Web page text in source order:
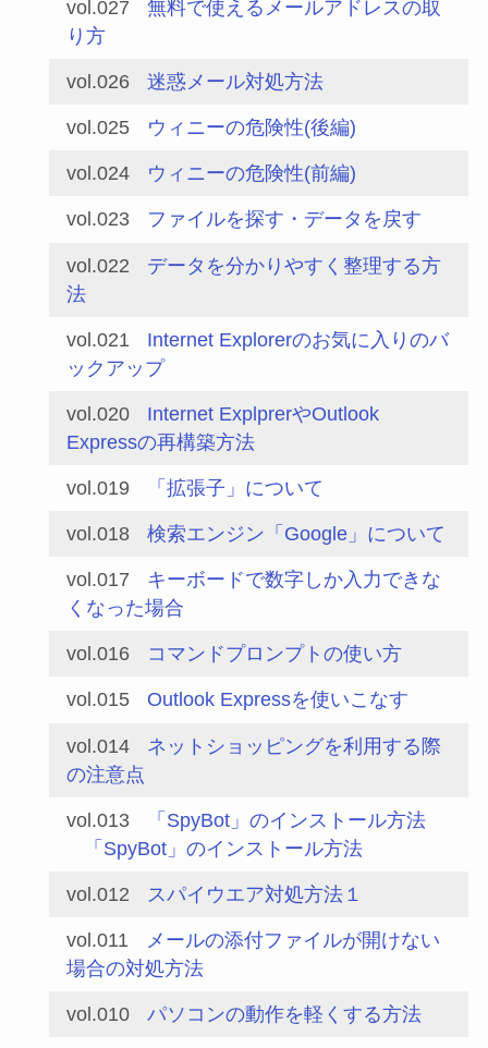
vol.027
無料で使えるメールアドレスの取
り方
vol.026 迷惑メール対処方法
vol.025 ウィニーの危険性(後編)
vol.024 ウィニーの危険性(前編)
vol.023 ファイルを探す・データを戻す
vol.022
データを分かりやすく整理する方
法
vol.021
Internet Explorerのお気に入りのバ
ックアップ
vol.020
Internet ExplprerやOutlook
Expressの再構築方法
vol.019 「拡張子」について
vol.018 検索エンジン「Google」について
vol.017
キーボードで数字しか入力できな
くなった場合
vol.016 コマンドプロンプトの使い方
vol.015 Outlook Expressを使いこなす
vol.014
ネットショッピングを利用する際
の注意点
vol.013
「SpyBot」のインストール方法
「SpyBot」のインストール方法
vol.012 スパイウエア対処方法１
vol.011
メールの添付ファイルが開けない
場合の対処方法
vol.010 パソコンの動作を軽くする方法